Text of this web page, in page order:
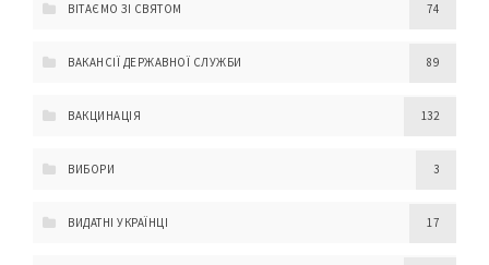
ВІТАЄМО ЗІ СВЯТОМ 74
ВАКАНСІЇ ДЕРЖАВНОЇ СЛУЖБИ 89
ВАКЦИНАЦІЯ 132
ВИБОРИ 3
ВИДАТНІ УКРАЇНЦІ 17